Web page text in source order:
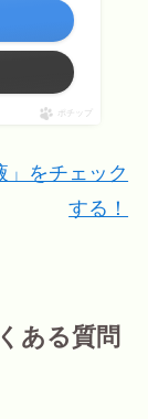
ポチップ
をチェック
する！
ある質問